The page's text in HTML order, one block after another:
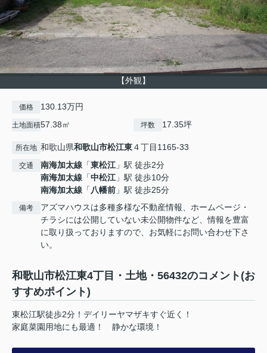
【外観】
価格 130.13万円
土地面積57.38㎡ 坪数 17.35坪
所在地 和歌山県和歌山市松江東４丁目1165-33
交通 南海加太線 「東松江 」駅 徒歩2分
南海加太線 「中松江 」駅 徒歩10分
南海加太線 「 八幡前 」駅 徒歩25分
備考
アズマハウスは多種多様な不動産情報、ホームページ・
チラシには公開していない未公開物件など、情報を豊富
に取り扱っておりますので、お気軽にお問い合わせ下さ
い。
和歌山市松江東4丁目・土地・56432のコメント(お
すすめポイント)
東松江駅徒歩2分！デイリーヤマザキすぐ近く！
家庭菜園用地にも最適！ 静かな環境！